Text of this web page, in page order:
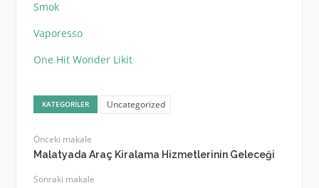
Smok
Vaporesso
One Hit Wonder Likit
KATEGORILER Uncategorized
Önceki makale
Malatyada Araç Kiralama Hizmetlerinin Geleceği
Sonraki makale